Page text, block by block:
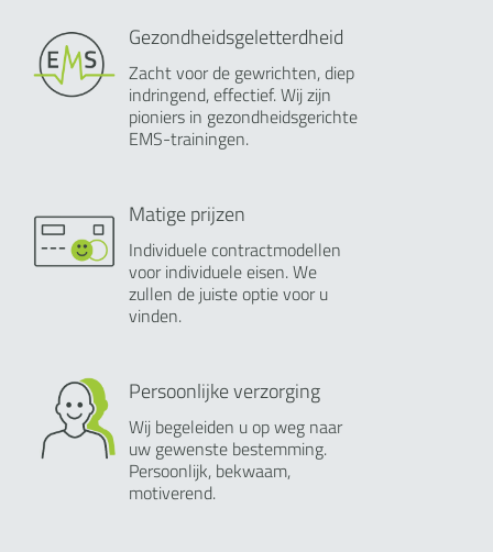
Gezondheidsgeletterdheid
Zacht voor de gewrichten, diep
indringend, effectief. Wij zijn
pioniers in gezondheidsgerichte
EMS-trainingen.
Matige prijzen
Individuele contractmodellen
voor individuele eisen. We
zullen de juiste optie voor u
vinden.
Persoonlijke verzorging
Wij begeleiden u op weg naar
uw gewenste bestemming.
Persoonlijk, bekwaam,
motiverend.